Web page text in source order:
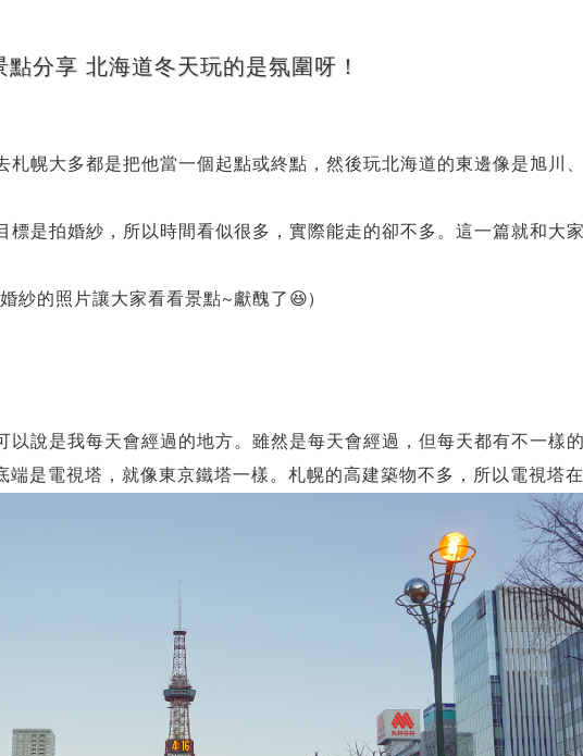
分享 北海道冬天玩的是氛圍呀！
札幌大多都是把他當一個起點或終點，然後玩北海道的東邊像是旭川
標是拍婚紗，所以時間看似很多，實際能走的卻不多。這一篇就和大
紗的照片讓大家看看景點~獻醜了😆)
以說是我每天會經過的地方。雖然是每天會經過，但每天都有不一樣
是電視塔，就像東京鐵塔一樣。札幌的高建築物不多，所以電視塔